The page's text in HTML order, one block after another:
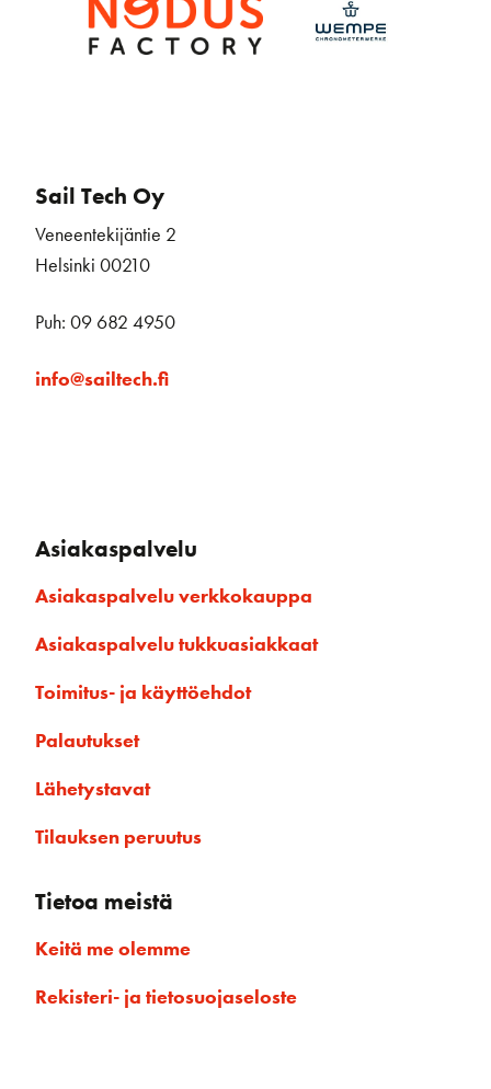
Sail Tech Oy
Veneentekijäntie 2
Helsinki 00210
Puh: 09 682 4950
info@sailtech.fi
Asiakaspalvelu
Asiakaspalvelu verkkokauppa
Asiakaspalvelu tukkuasiakkaat
Toimitus- ja käyttöehdot
Palautukset
Lähetystavat
Tilauksen peruutus
Tietoa meistä
Keitä me olemme
Rekisteri- ja tietosuojaseloste